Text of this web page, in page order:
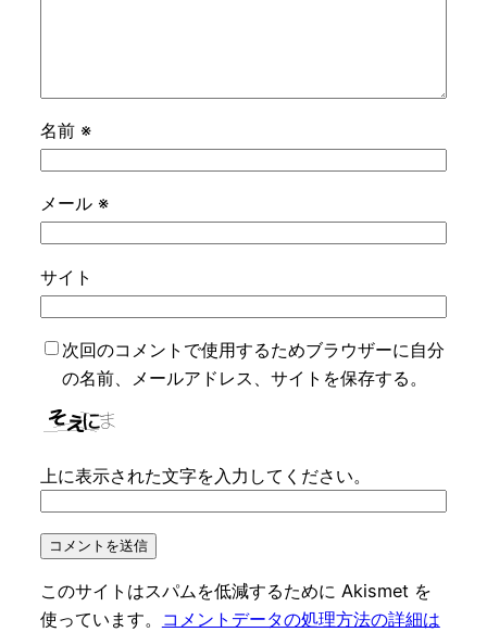
名前 ※
メール ※
サイト
次回のコメントで使用するためブラウザーに自分
の名前、メールアドレス、サイトを保存する。
上に表示された文字を入力してください。
このサイトはスパムを低減するために Akismet を
使っています。
コメントデータの処理方法の詳細は